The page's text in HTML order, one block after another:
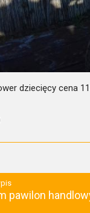
dziecięcy cena
pawilon